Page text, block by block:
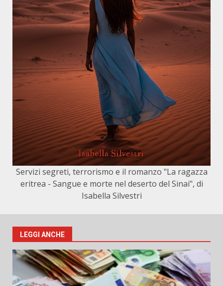
Servizi segreti, terrorismo e il romanzo "La ragazza
eritrea - Sangue e morte nel deserto del Sinai", di
Isabella Silvestri
LEGGI ANCHE